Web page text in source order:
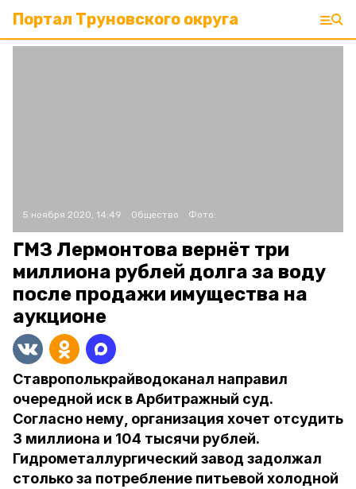
Портал Труновского округа
5 ноября 2020, 14:49 Общество Фото:
ГМЗ Лермонтова вернёт три
миллиона рублей долга за воду
после продажи имущества на
аукционе
Ставрополькрайводоканал направил
очередной иск в Арбитражный суд.
Согласно нему, организация хочет отсудить
3 миллиона и 104 тысячи рублей.
Гидрометаллургический завод задолжал
столько за потребление питьевой холодной